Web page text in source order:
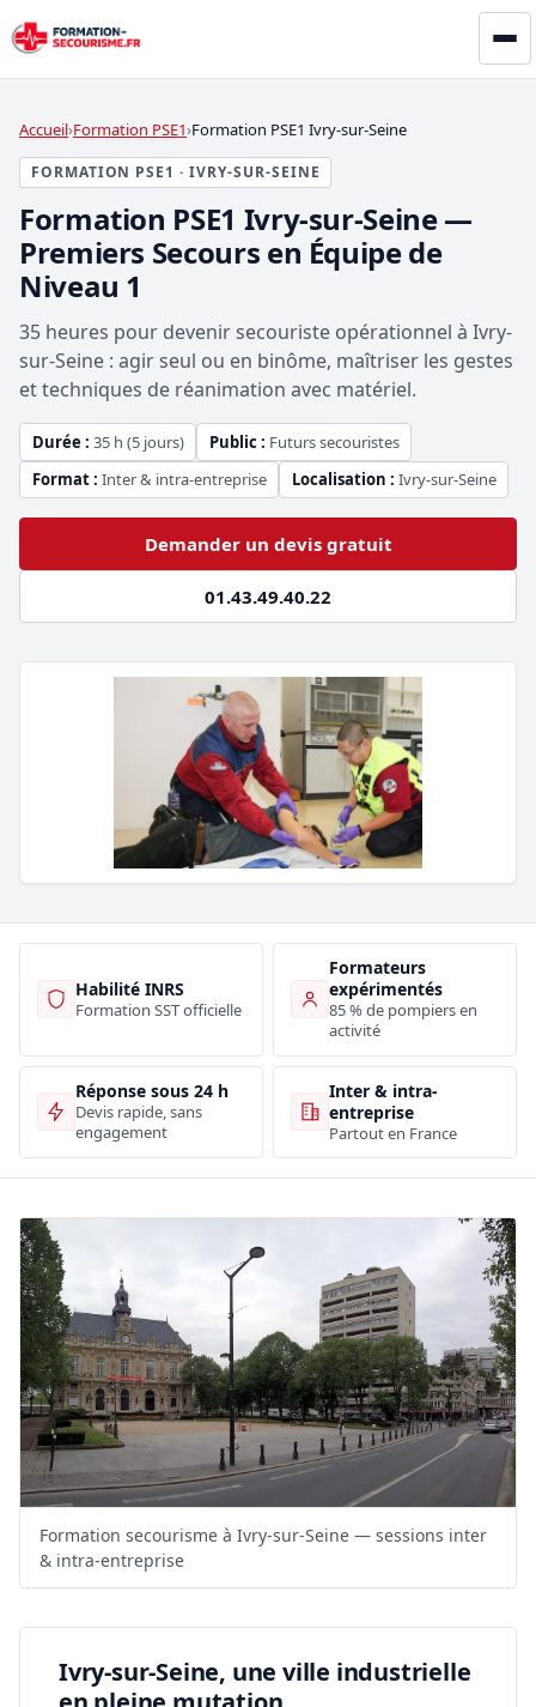
Accueil Formation PSE1 Formation PSE1 Ivry-sur-Seine
FORMATION PSE1 · IVRY-SUR-SEINE
Formation PSE1 Ivry-sur-Seine —
Premiers Secours en Équipe de
Niveau 1
35 heures pour devenir secouriste opérationnel à Ivry-
sur-Seine : agir seul ou en binôme, maîtriser les gestes
et techniques de réanimation avec matériel.
Durée : 35 h (5 jours) Public : Futurs secouristes
Format : Inter & intra-entreprise Localisation : Ivry-sur-Seine
Demander un devis gratuit
01.43.49.40.22
Habilité INRS
Formation SST officielle
Formateurs
expérimentés
85 % de pompiers en
activité
Réponse sous 24 h
Devis rapide, sans
engagement
Inter & intra-
entreprise
Partout en France
Formation secourisme à Ivry-sur-Seine — sessions inter
& intra-entreprise
Ivry-sur-Seine, une ville industrielle